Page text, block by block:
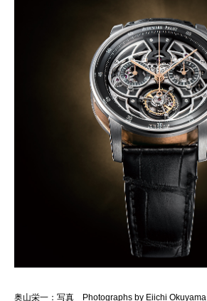
奥山栄一：写真 Photographs by Eiichi Okuyama